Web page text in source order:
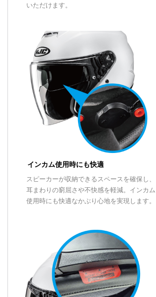
いただけます。
インカム使用時にも快適
スピーカーが収納できるスペースを確保し、
耳まわりの窮屈さや不快感を軽減。インカム
使用時にも快適なかぶり心地を実現します。